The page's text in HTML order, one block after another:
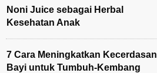
Noni Juice sebagai Herbal
Kesehatan Anak
7 Cara Meningkatkan Kecerdasan
Bayi untuk Tumbuh-Kembang